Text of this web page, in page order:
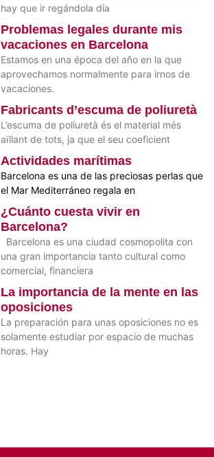
hay que ir regándola día
Problemas legales durante mis
vacaciones en Barcelona
Estamos en una época del año en la que
aprovechamos normalmente para irnos de
vacaciones.
Fabricants d’escuma de poliuretà
L’escuma de poliuretà és el material més
aïllant de tots, ja que el seu coeficient
Actividades marítimas
Barcelona es una de las preciosas perlas que
el Mar Mediterráneo regala en
¿Cuánto cuesta vivir en
Barcelona?
Barcelona es una ciudad cosmopolita con
una gran importancia tanto cultural como
comercial, financiera
La importancia de la mente en las
oposiciones
La preparación para unas oposiciones no es
solamente estudiar por espacio de muchas
horas. Hay